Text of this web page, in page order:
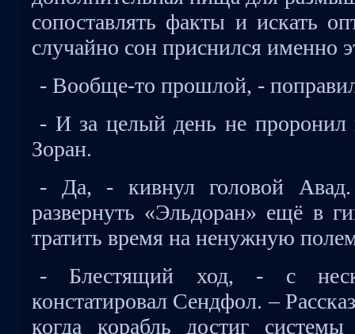
сопоставлять факты и искать
случайно сон приснился именно
- Вообще-то прошлой, -
- И за целый день не проронил
Зоран.
- Да, - кивнул головой
развернуть «Эльдоран» ещё в
тратить время на ненужную
- Блестящий ход, - с
констатировал Сендфол. –
когда корабль достиг